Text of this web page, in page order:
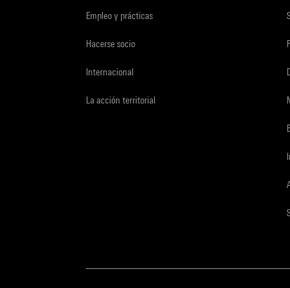
Empleo y prácticas
Hacerse socio
Internacional
La acción territorial